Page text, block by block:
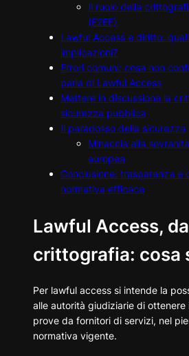
Il ruolo della
(E2EE)
Lawful Access e diritto:
implicazioni?
Errori comuni: cosa non
parla di Lawful Access
Mettere in discussione la
sicurezza pubblica
Il paradosso della sicurezza
Minaccia alla
europea
Conclusione: trasparenza e
normativa efficace
Lawful Access,
crittografia: cosa
Per lawful access si intende la
alle autorità giudiziarie di ottenere
prove da fornitori di servizi, nel
normativa vigente.